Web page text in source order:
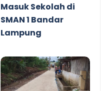
Masuk Sekolah di
SMAN 1 Bandar
Lampung